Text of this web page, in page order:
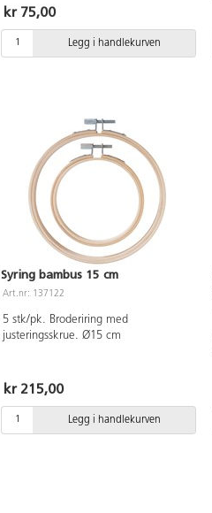
kr 75,00
Legg i handlekurven
Syring bambus 15 cm
Art.nr: 137122
5 stk/pk. Broderiring med
justeringsskrue. Ø15 cm
kr 215,00
Legg i handlekurven